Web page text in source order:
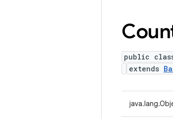
public
extends